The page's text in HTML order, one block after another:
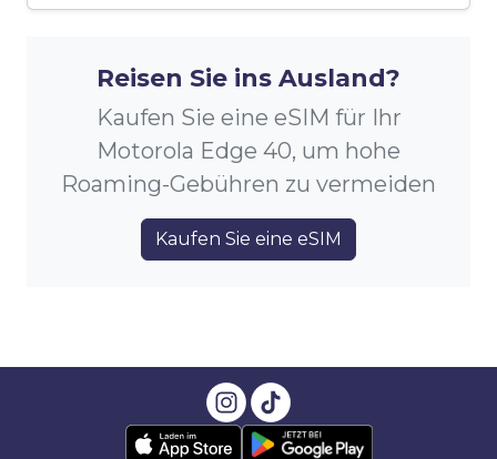
Reisen Sie ins Ausland?
Kaufen Sie eine eSIM für Ihr
Motorola Edge 40, um hohe
Roaming-Gebühren zu vermeiden
Kaufen Sie eine eSIM